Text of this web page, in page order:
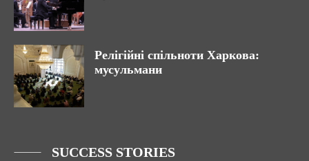
Релігійні спільноти Харкова:
мусульмани
SUCCESS STORIES